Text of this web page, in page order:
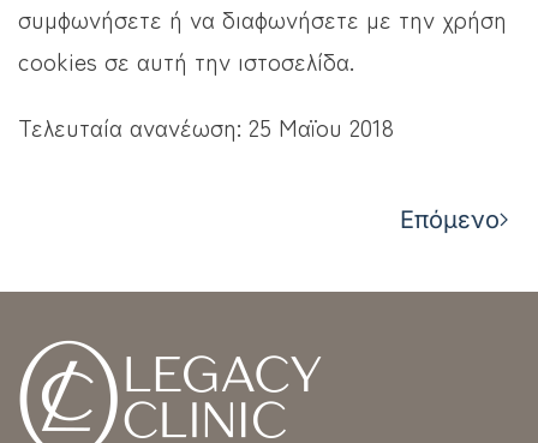
συμφωνήσετε ή να διαφωνήσετε με την χρήση
cookies σε αυτή την ιστοσελίδα.
Τελευταία ανανέωση: 25 Μαϊου 2018
Επόμενο